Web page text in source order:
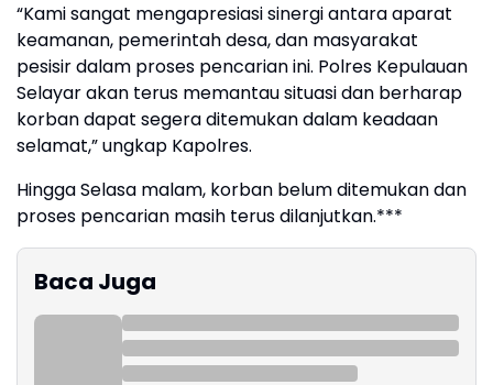
“Kami sangat mengapresiasi sinergi antara aparat
keamanan, pemerintah desa, dan masyarakat
pesisir dalam proses pencarian ini. Polres Kepulauan
Selayar akan terus memantau situasi dan berharap
korban dapat segera ditemukan dalam keadaan
selamat,” ungkap Kapolres.
Hingga Selasa malam, korban belum ditemukan dan
proses pencarian masih terus dilanjutkan.***
Baca Juga